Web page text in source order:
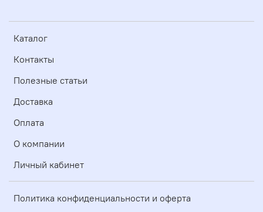
Каталог
Контакты
Полезные статьи
Доставка
Оплата
О компании
Личный кабинет
Политика конфиденциальности и оферта